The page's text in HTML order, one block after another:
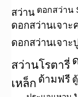
สว่าน ดอกสว่าน
ดอกสว่านเจาะ
ดอกสว่านเจาะ
สว่านโรตารี่
เหล็ก ด้ามฟรี